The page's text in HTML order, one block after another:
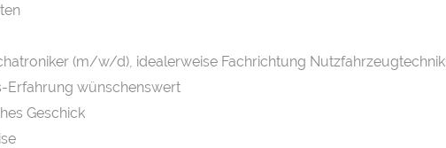
(m/w/d), idealerweise Fachrichtung Nutzfahrzeugtechnik
Erfahrung wünschenswert
Geschick